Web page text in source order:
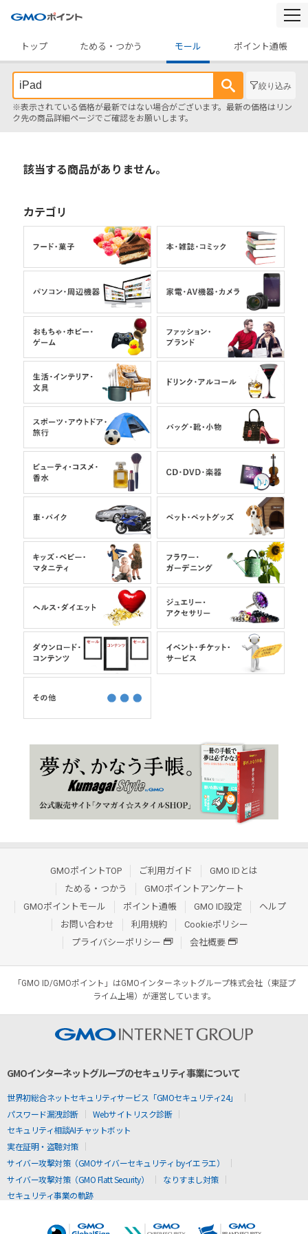
トップ
ためる・つかう モール ポイント通帳
絞り込み
※表示されている価格が最新ではない場合がございます。最新の価格はリン
ク先の商品詳細ページでご確認をお願いします。
該当する商品がありません。
カテゴリ
GMOポイントTOP ご利用ガイド
GMO IDとは
ためる・つかう
GMOポイントアンケート
GMOポイントモール
ポイント通帳 GMO ID設定
ヘルプ
お問い合わせ
利用規約
Cookieポリシー
プライバシーポリシー
会社概要
「GMO ID/GMOポイント」はGMOインターネットグループ株式会社（東証プ
ライム上場）が運営しています。
GMOインターネットグループのセキュリティ事業について
世界初総合ネットセキュリティサービス「GMOセキュリティ24」
パスワード漏洩診断
Webサイトリスク診断
セキュリティ相談AIチャットボット
実在証明・盗聴対策
サイバー攻撃対策（GMOサイバーセキュリティ byイエラエ）
サイバー攻撃対策（GMO Flatt Security）
なりすまし対策
セキュリティ事業の軌跡